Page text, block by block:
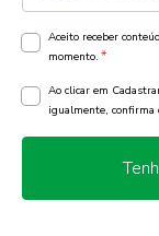
Aceito receber
momento. *
Ao clicar em
igualmente, confirma